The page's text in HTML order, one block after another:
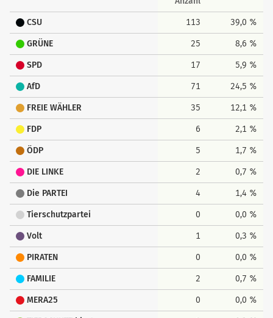
CSU 113 39,0 %
GRÜNE 25 8,6 %
SPD 17 5,9 %
AfD 71 24,5 %
FREIE WÄHLER 35 12,1 %
FDP 6 2,1 %
ÖDP 5 1,7 %
DIE LINKE 2 0,7 %
Die PARTEI 4 1,4 %
Tierschutzpartei 0 0,0 %
Volt 1 0,3 %
PIRATEN 0 0,0 %
FAMILIE 2 0,7 %
MERA25 0 0,0 %